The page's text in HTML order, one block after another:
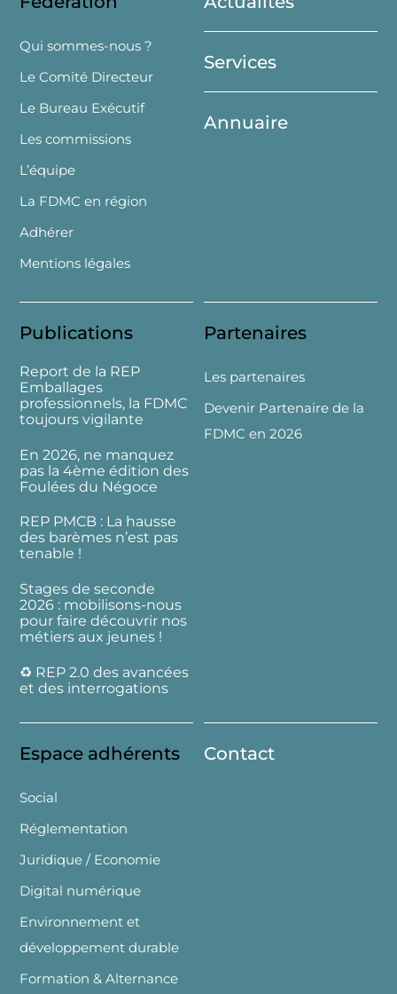
To
Top
Qui sommes-nous ?
Le Comité Directeur
Le Bureau Exécutif
Les commissions
L’équipe
La FDMC en région
Adhérer
Mentions légales
Services
Annuaire
Publications
Report de la REP
Emballages
professionnels, la FDMC
toujours vigilante
En 2026, ne manquez
pas la 4ème édition des
Foulées du Négoce
REP PMCB : La hausse
des barèmes n’est pas
tenable !
Stages de seconde
2026 : mobilisons-nous
pour faire découvrir nos
métiers aux jeunes !
♻️ REP 2.0 des avancées
et des interrogations
Partenaires
Les partenaires
Devenir Partenaire de la
FDMC en 2026
Espace adhérents
Social
Réglementation
Juridique / Economie
Digital numérique
Environnement et
développement durable
Formation & Alternance
Contact